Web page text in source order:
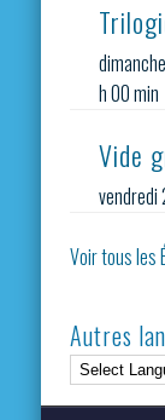
h 00 min
Vide
vendredi
Voir tous les
Autres